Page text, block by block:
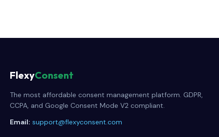
FlexyConsent
The most affordable consent management platform. GDPR,
CCPA, and Google Consent Mode V2 compliant.
Email: support@flexyconsent.com